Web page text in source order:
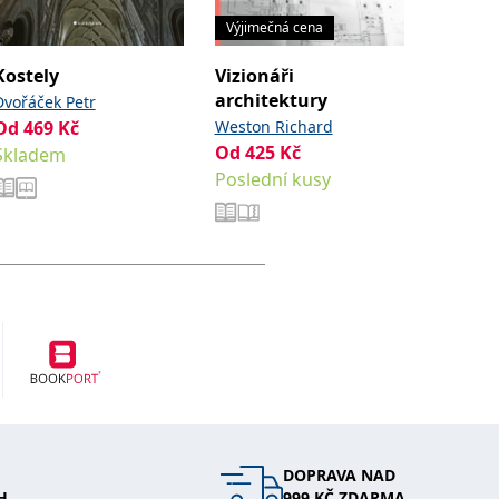
Petr
469 Kč
Výjimečná cena
Vizionáři
architektury
Weston Richard
Od 425 Kč
Poslední kusy
DOPRAVA NAD